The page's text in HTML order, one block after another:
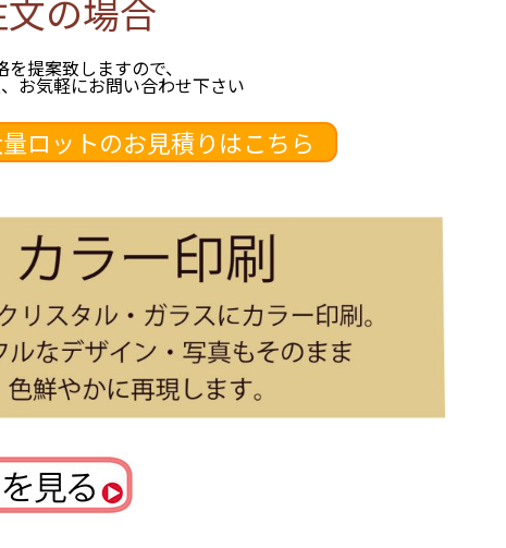
の場合
提案致しますので、
お気軽にお問い合わせ下さい
ロットのお見積りはこちら